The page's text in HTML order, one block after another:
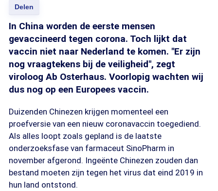
Delen
In China worden de eerste mensen
gevaccineerd tegen corona. Toch lijkt dat
vaccin niet naar Nederland te komen. "Er zijn
nog vraagtekens bij de veiligheid", zegt
viroloog Ab Osterhaus. Voorlopig wachten wij
dus nog op een Europees vaccin.
Duizenden Chinezen krijgen momenteel een
proefversie van een nieuw coronavaccin toegediend.
Als alles loopt zoals gepland is de laatste
onderzoeksfase van farmaceut SinoPharm in
november afgerond. Ingeënte Chinezen zouden dan
bestand moeten zijn tegen het virus dat eind 2019 in
hun land ontstond.